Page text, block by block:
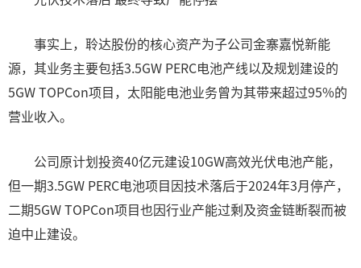
事实上，聆达股份的核心资产为子公司金寨嘉悦新能
源，其业务主要包括3.5GW PERC电池产线以及规划建设的
5GW TOPCon项目，太阳能电池业务曾为其带来超过95%的
营业收入。
公司原计划投资40亿元建设10GW高效光伏电池产能，
但一期3.5GW PERC电池项目因技术落后于2024年3月停产，
二期5GW TOPCon项目也因行业产能过剩及资金链断裂而被
迫中止建设。